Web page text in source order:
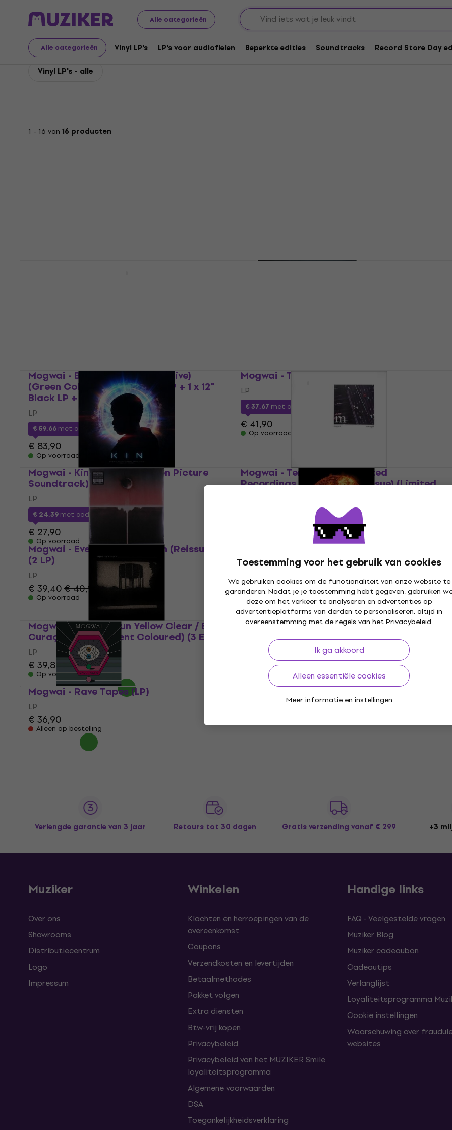
Alle categorieën
Alle categorieën Vinyl LP's LP's voor audiofielen Beperkte edities Soundtracks Record Store Day
Toestemming voor het gebruik van cookies
We gebruiken cookies om de functionaliteit van onze website te
garanderen. Nadat je je toestemming hebt gegeven, gebruiken
deze om het verkeer te analyseren en advertenties op
advertentieplatforms van derden te personaliseren, altijd in
overeenstemming met de regels van hetPrivacybeleid.
Ik ga akkoord
Alleen essentiële cookies
Meer informatie en instellingen
Mogwai Mogwai Vinyl LP's
Mogwai Vinyl LP's
Vinyl LP's - alle
1 - 16 van 16 producten
Mogwai - Bad Fire (Indie Exclusive)
(Green Coloured) (2 x Green LP + 1 x 12"
Black LP + CD)
LP
€ 59,66met code MUZMUZ-25
€ 83,90
Op voorraad
Mogwai - The Bad Fire (2 LP)
LP
€ 37,67 met code MUZMUZ-10
€ 41,90
Op voorraad
Mogwai - Kin (Original Motion Picture
Soundtrack) (LP)
LP
€ 24,39met code MUZMUZ-10
€ 27,90
Op voorraad
Mogwai - Ten Rapid (Collected
Recordings 1996-1997) (Reissue) (Limited
Mogwai - Every Country's Sun (Reissue)
(2 LP)
LP
€ 39,40€ 40,90
Op voorraad
Mogwai - Atomic (Limited Edition) (2 LP)
LP
€ 36,30 € 40,90
Op voorraad
Mogwai - E.P. X 3 (Sun Yellow Clear / Blue
Curaçao Transparent Coloured) (3 EP)
LP
€ 39,80€ 42,90
Op voorraad
Mogwai - The Hawk Is Howling (Limited
Edition) (White Coloured) (2 LP)
€ 48,90
Onderweg
Mogwai - Rave Tapes (LP)
LP
€ 36,90
Alleen op bestelling
Verlengde garantie van 3 jaar Retours tot 30 dagen Gratis verzending vanaf € 299 +3
Muziker
Over ons
Showrooms
Distributiecentrum
Logo
Impressum
Winkelen
Klachten en herroepingen van de
overeenkomst
Coupons
Verzendkosten en levertijden
Betaalmethodes
Pakket volgen
Extra diensten
Btw-vrij kopen
Privacybeleid
Privacybeleid van het MUZIKER Smile
loyaliteitsprogramma
Algemene voorwaarden
DSA
Toegankelijkheidsverklaring
Handige links
FAQ - Veelgestelde vragen
Muziker Blog
Muziker cadeaubon
Cadeautips
Verlanglijst
Loyaliteitsprogramma
Cookie instellingen
Waarschuwing over
websites